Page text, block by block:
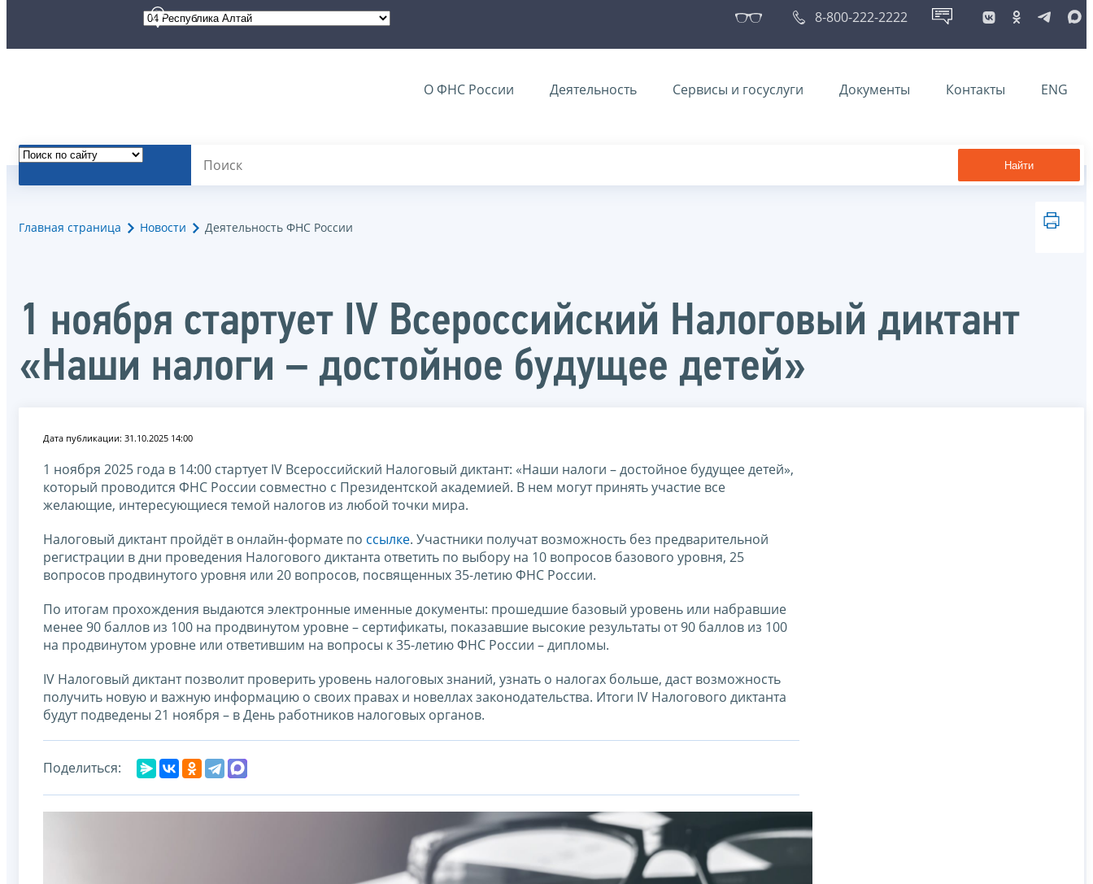
8-800-222-2222
О ФНС России Деятельность Сервисы и госуслуги Документы Контакты ENG
Найти
Главная страница Новости Деятельность ФНС России
1 ноября стартует IV Всероссийский Налоговый диктант
«Наши налоги – достойное будущее детей»
Дата публикации: 31.10.2025 14:00
1 ноября 2025 года в 14:00 стартует IV Всероссийский Налоговый диктант: «Наши налоги – достойное будущее детей»,
который проводится ФНС России совместно с Президентской академией. В нем могут принять участие все
желающие, интересующиеся темой налогов из любой точки мира.
Налоговый диктант пройдёт в онлайн-формате по ссылке. Участники получат возможность без предварительной
регистрации в дни проведения Налогового диктанта ответить по выбору на 10 вопросов базового уровня, 25
вопросов продвинутого уровня или 20 вопросов, посвященных 35-летию ФНС России.
По итогам прохождения выдаются электронные именные документы: прошедшие базовый уровень или набравшие
менее 90 баллов из 100 на продвинутом уровне – сертификаты, показавшие высокие результаты от 90 баллов из 100
на продвинутом уровне или ответившим на вопросы к 35-летию ФНС России – дипломы.
IV Налоговый диктант позволит проверить уровень налоговых знаний, узнать о налогах больше, даст возможность
получить новую и важную информацию о своих правах и новеллах законодательства. Итоги IV Налогового диктанта
будут подведены 21 ноября – в День работников налоговых органов.
Поделиться: